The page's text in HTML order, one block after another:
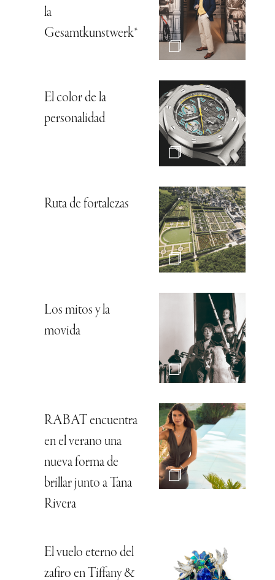
la
Gesamtkunstwerk*
El color de la
personalidad
Ruta de fortalezas
Los mitos y la
movida
RABAT encuentra
en el verano una
nueva forma de
brillar junto a Tana
Rivera
El vuelo eterno del
zafiro en Tiffany &